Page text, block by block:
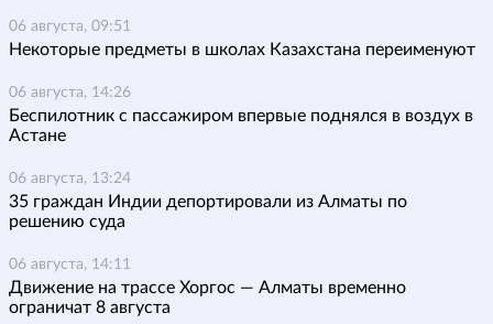
06 августа, 09:51
Некоторые предметы в школах Казахстана переименуют
06 августа, 14:26
Беспилотник с пассажиром впервые поднялся в воздух в
Астане
06 августа, 13:24
35 граждан Индии депортировали из Алматы по
решению суда
06 августа, 14:11
Движение на трассе Хоргос — Алматы временно
ограничат 8 августа